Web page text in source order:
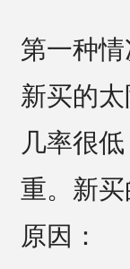
第一种
新买的
几率很
重。新
原因：